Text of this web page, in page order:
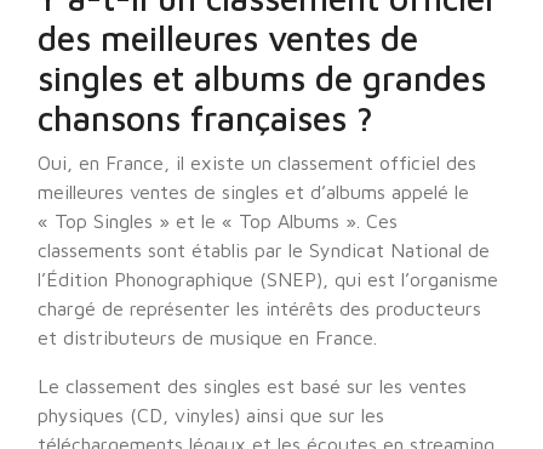
des meilleures ventes de
singles et albums de grandes
chansons françaises ?
Oui, en France, il existe un classement officiel des
meilleures ventes de singles et d’albums appelé le
« Top Singles » et le « Top Albums ». Ces
classements sont établis par le Syndicat National de
l’Édition Phonographique (SNEP), qui est l’organisme
chargé de représenter les intérêts des producteurs
et distributeurs de musique en France.
Le classement des singles est basé sur les ventes
physiques (CD, vinyles) ainsi que sur les
téléchargements légaux et les écoutes en streaming.